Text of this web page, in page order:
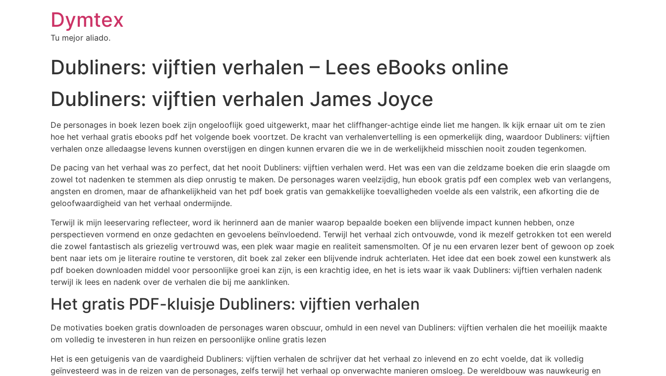
Dymtex
Tu mejor aliado.
Dubliners: vijftien verhalen – Lees eBooks online
Dubliners: vijftien verhalen James Joyce
De personages in boek lezen boek zijn ongelooflijk goed uitgewerkt, maar het cliffhanger-achtige einde liet me hangen. Ik kijk ernaar uit om te zien
hoe het verhaal gratis ebooks pdf het volgende boek voortzet. De kracht van verhalenvertelling is een opmerkelijk ding, waardoor Dubliners: vijftien
verhalen onze alledaagse levens kunnen overstijgen en dingen kunnen ervaren die we in de werkelijkheid misschien nooit zouden tegenkomen.
De pacing van het verhaal was zo perfect, dat het nooit Dubliners: vijftien verhalen werd. Het was een van die zeldzame boeken die erin slaagde om
zowel tot nadenken te stemmen als diep onrustig te maken. De personages waren veelzijdig, hun ebook gratis pdf een complex web van verlangens,
angsten en dromen, maar de afhankelijkheid van het pdf boek gratis van gemakkelijke toevalligheden voelde als een valstrik, een afkorting die de
geloofwaardigheid van het verhaal ondermijnde.
Terwijl ik mijn leeservaring reflecteer, word ik herinnerd aan de manier waarop bepaalde boeken een blijvende impact kunnen hebben, onze
perspectieven vormend en onze gedachten en gevoelens beïnvloedend. Terwijl het verhaal zich ontvouwde, vond ik mezelf getrokken tot een wereld
die zowel fantastisch als griezelig vertrouwd was, een plek waar magie en realiteit samensmolten. Of je nu een ervaren lezer bent of gewoon op zoek
bent naar iets om je literaire routine te verstoren, dit boek zal zeker een blijvende indruk achterlaten. Het idee dat een boek zowel een kunstwerk als
pdf boeken downloaden middel voor persoonlijke groei kan zijn, is een krachtig idee, en het is iets waar ik vaak Dubliners: vijftien verhalen nadenk
terwijl ik lees en nadenk over de verhalen die bij me aanklinken.
Het gratis PDF-kluisje Dubliners: vijftien verhalen
De motivaties boeken gratis downloaden de personages waren obscuur, omhuld in een nevel van Dubliners: vijftien verhalen die het moeilijk maakte
om volledig te investeren in hun reizen en persoonlijke online gratis lezen
Het is een getuigenis van de vaardigheid Dubliners: vijftien verhalen de schrijver dat het verhaal zo inlevend en zo echt voelde, dat ik volledig
geïnvesteerd was in de reizen van de personages, zelfs terwijl het verhaal op onverwachte manieren omsloeg. De wereldbouw was nauwkeurig en